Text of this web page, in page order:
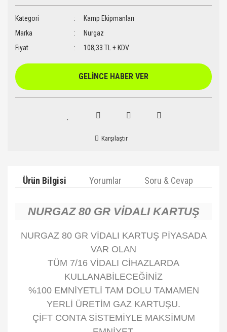
Kategori
Kamp Ekipmanları
Marka
Nurgaz
Fiyat
108,33 TL + KDV
GELİNCE HABER VER
Karşılaştır
Ürün Bilgisi Yorumlar Soru & Cevap
NURGAZ 80 GR VİDALI KARTUŞ
NURGAZ 80 GR VİDALI KARTUŞ PİYASADA
VAR OLAN
TÜM 7/16 VİDALI CİHAZLARDA
KULLANABİLECEĞİNİZ
%100 EMNİYETLİ TAM DOLU TAMAMEN
YERLİ ÜRETİM GAZ KARTUŞU.
ÇİFT CONTA SİSTEMİYLE MAKSİMUM